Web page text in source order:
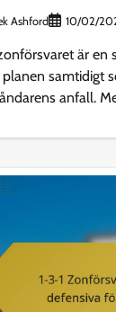
Ashford 10/02/
är en
planen samtidigt
anfall.